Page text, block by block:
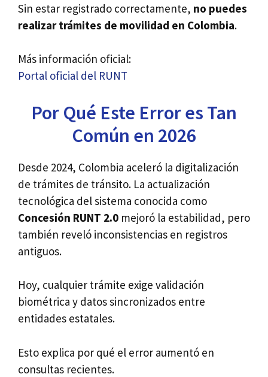
Sin estar registrado correctamente, no puedes
realizar trámites de movilidad en Colombia.
Más información oficial:
Portal oficial del RUNT
Por Qué Este Error es Tan
Común en 2026
Desde 2024, Colombia aceleró la digitalización
de trámites de tránsito. La actualización
tecnológica del sistema conocida como
Concesión RUNT 2.0 mejoró la estabilidad, pero
también reveló inconsistencias en registros
antiguos.
Hoy, cualquier trámite exige validación
biométrica y datos sincronizados entre
entidades estatales.
Esto explica por qué el error aumentó en
consultas recientes.